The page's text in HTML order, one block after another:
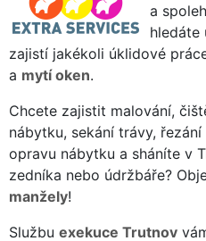
a
hledáte
zajistí jakékoli úklidové
a mytí oken.
Chcete zajistit malování,
nábytku, sekání trávy,
opravu nábytku a sháníte v
zedníka nebo údržbáře?
manžely!
Službu exekuce Trutnov